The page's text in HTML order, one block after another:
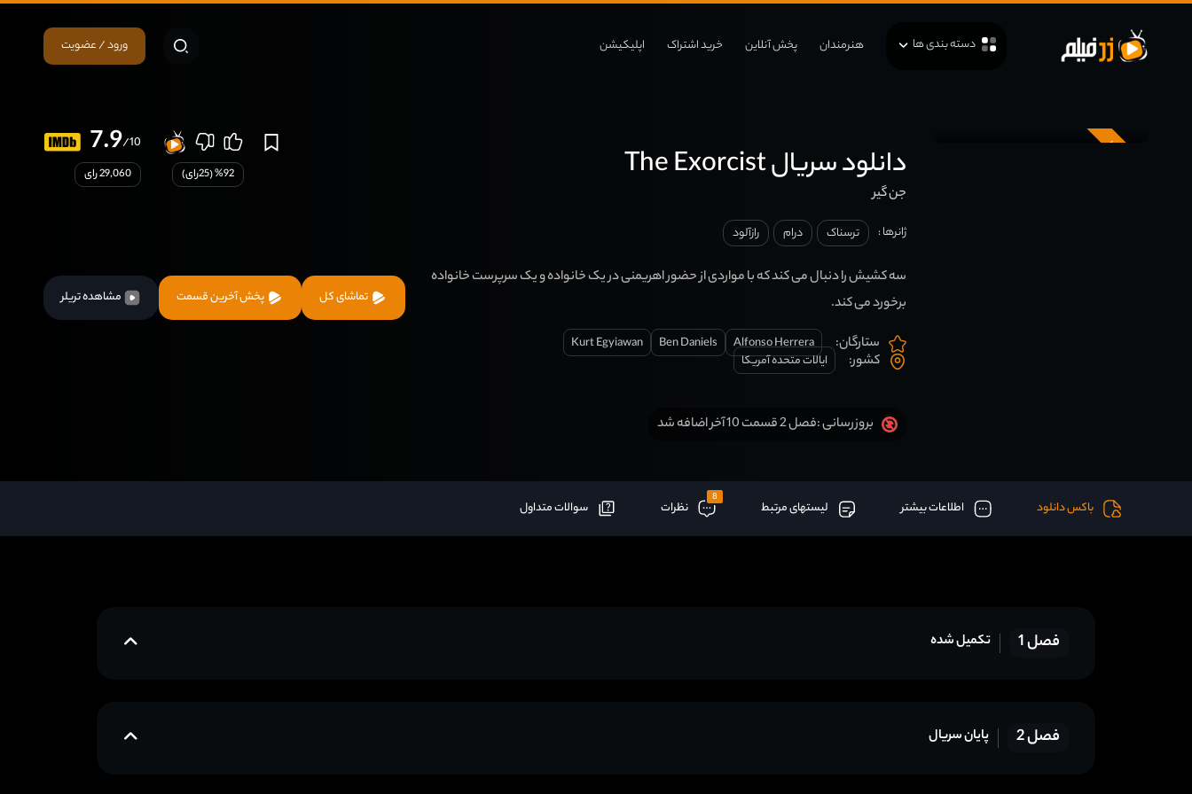
دسته بندی ها هنرمندان پخش آنلاین خرید اشتراک اپلیکیشن ورود / عضویت
زیرنویس دانلود سریال The Exorcist
جن گیر
ژانرها : ترسناک درام رازآلود
سه کشیش را دنبال می کند که با مواردی از حضور اهریمنی در یک خانواده و یک سرپرست خانواده
برخورد می کند.
ستارگان:
Alfonso Herrera
Ben Daniels
Kurt Egyiawan
کشور: ایالات متحده آمریکا
بروزرسانی :فصل 2 قسمت 10 آخر اضافه شد
7.9/10
29,060 رای 92
% (
25رای)
تماشای کل پخش آخرین قسمت مشاهده تریلر
باکس دانلود اطلاعات بیشتر لیستهای مرتبط
8
نظرات سوالات متداول
فصل 1 تکمیل شده
فصل 2 پایان سریال